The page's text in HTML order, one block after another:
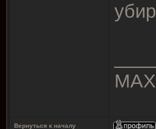
Вернуться к началу